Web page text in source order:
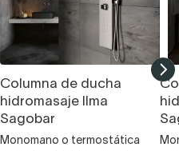
Columna de ducha
hidromasaje Ilma
Sagobar
Monomano o termostática